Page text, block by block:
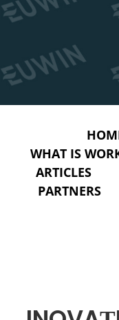
WHAT IS
ARTICLES
PARTNERS